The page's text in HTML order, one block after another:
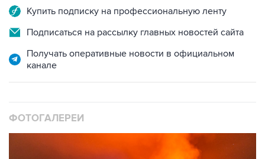
Купить подписку на профессиональную ленту
Подписаться на рассылку главных новостей сайта
Получать оперативные новости в официальном
канале
ФОТОГАЛЕРЕИ